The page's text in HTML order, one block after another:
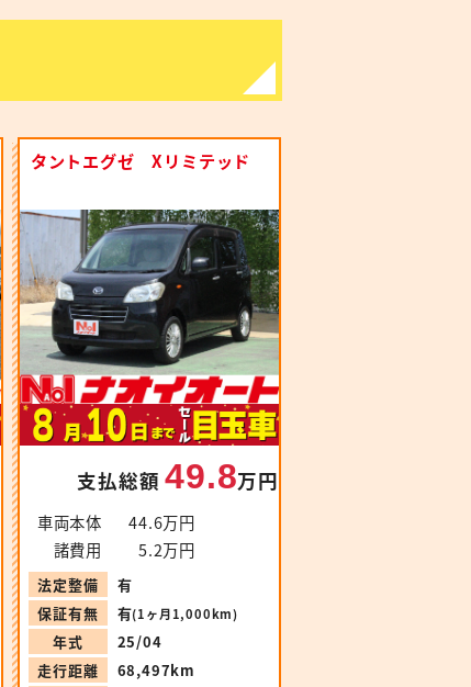
タントエグゼ Xリミテッド
支払総額49.8万円
車両本体
44.6万円
諸費用
5.2万円
法定整備
有
保証有無
有(1ヶ月1,000km)
年式
25/04
走行距離
68,497km